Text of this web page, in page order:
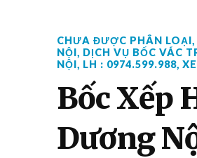
CHƯA ĐƯỢC PHÂN LOẠI,
NỘI, DỊCH VỤ BỐC VÁC
NỘI, LH : 0974.599.988,
Bốc Xếp
Dương